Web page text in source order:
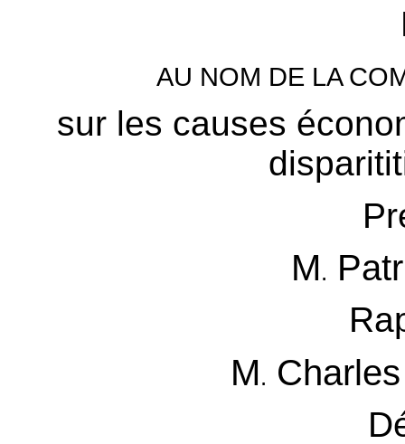
AU NOM DE LA
sur les causes
M.
M.